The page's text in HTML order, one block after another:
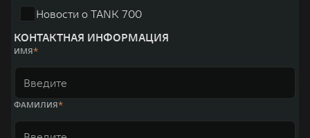
Новости о TANK 700
КОНТАКТНАЯ ИНФОРМАЦИЯ
ИМЯ
ФАМИЛИЯ